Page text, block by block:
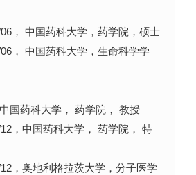
， 中国药科大学，药学院，硕士
， 中国药科大学，生命科学学
国药科大学， 药学院， 教授
，中国药科大学， 药学院， 特
，奥地利格拉茨大学，分子医学